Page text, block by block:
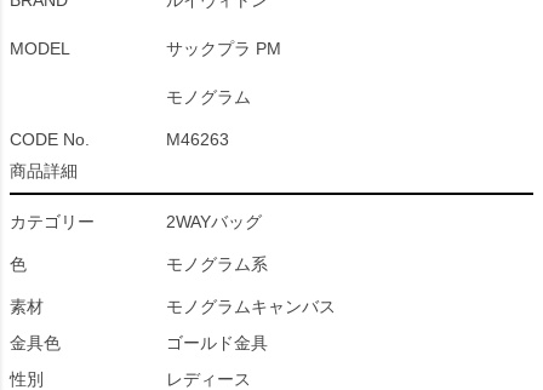
MODEL サックプラ PM
モノグラム
CODE No.
M46263
商品詳細
カテゴリー 2WAYバッグ
色 モノグラム系
素材
モノグラムキャンバス
金具色
ゴールド金具
性別
レディース